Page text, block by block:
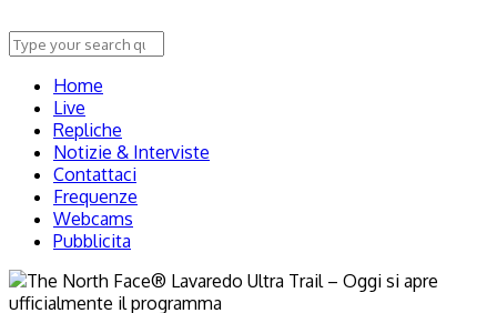
Home
Live
Repliche
Notizie & Interviste
Contattaci
Frequenze
Webcams
Pubblicita